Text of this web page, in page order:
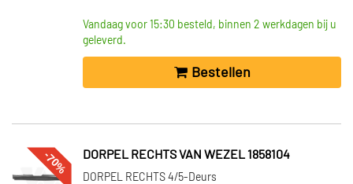
Op voorraad (207)Vandaag voor 15:30 besteld, binnen 2 werkdagen bij u
geleverd.
Bestellen
-70% DORPEL RECHTS VAN WEZEL 1858104
DORPEL RECHTS 4/5-Deurs